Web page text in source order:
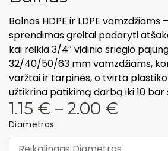
Balnas HDPE ir LDPE vamzdžiams
sprendimas greitai padaryti
kai reikia 3/4″ vidinio sriegio
32/40/50/63 mm vamzdžiams,
varžtai ir tarpinės, o tvirta
užtikrina patikimą darbą iki 10 bar
1.15 € – 2.00 €
Diametras